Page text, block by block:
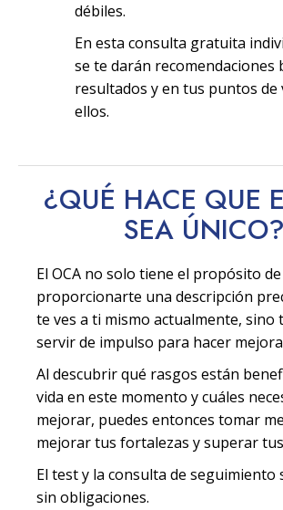
débiles.
En esta consulta gratuita
se te darán recomendaciones
resultados y en tus puntos de
ellos.
¿QUÉ HACE QUE
SEA ÚNICO?
El OCA no solo tiene el propósito de
proporcionarte una descripción
te ves a ti mismo actualmente, sino
servir de impulso para hacer
Al descubrir qué rasgos están
vida en este momento y cuáles
mejorar, puedes entonces tomar
mejorar tus fortalezas y superar
El test y la consulta de seguimiento
sin obligaciones.